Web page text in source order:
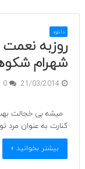
دانلود
روزبه
شهرام
21/03/2014
0
میشه بی خجالت
کنارت به عنوان مرد
بیشتر بخوانید »